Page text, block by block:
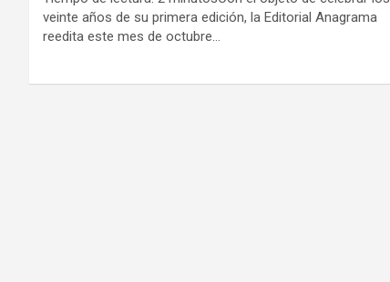
veinte años de su primera edición, la Editorial Anagrama
reedita este mes de octubre…